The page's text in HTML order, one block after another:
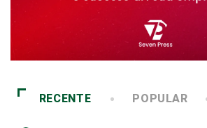
RECENTE POPULAR